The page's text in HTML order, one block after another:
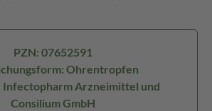
PZN: 07652591
Ohrentropfen
Arzneimittel und
Consilium GmbH